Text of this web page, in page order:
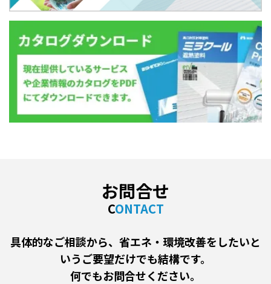
お問合せ
CONTACT
具体的なご相談から、省エネ・環境改善をしたいと
いうご要望だけでも結構です。
何でもお問合せください。